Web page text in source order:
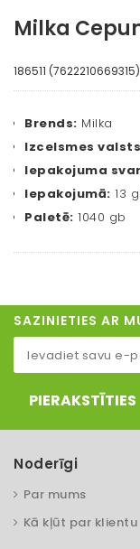
Milka
186511 (7622210669315)
Brends: Milka
Izcelsmes
Iepakojuma
Iepakojumā: 13
Paletē: 1040 gb
SAZINIETIES AR
PIERAKSTĪTIES
Noderīgi
Par mums
Kā kļūt par klientu